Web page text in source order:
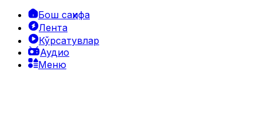
Бош саҳифа
Лента
Кўрсатувлар
Аудио
Меню